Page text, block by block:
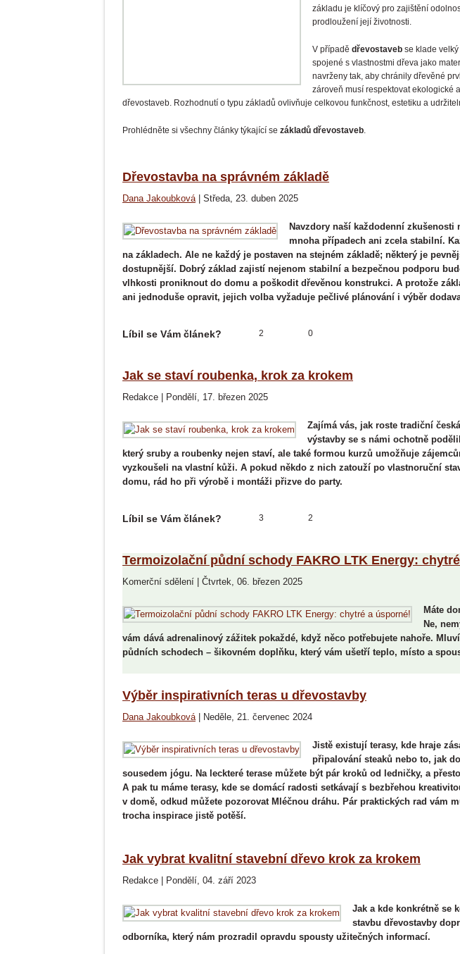
Ochrana dřeva
Rekonstrukce
V PRODEJI OD 13. ŘÍJNA 2025
základu je klíčový pro zajištění
prodloužení její životnosti.
V případě dřevostaveb se klade
spojené s vlastnostmi dřeva jako
navrženy tak, aby chránily dřevěné
zároveň musí respektovat ekologické
dřevostaveb. Rozhodnutí o typu základů ovlivňuje celkovou funkčnost, estetiku a
Prohlédněte si všechny články týkající se základů dřevostaveb.
Dřevostavba na správném základě
Dana Jakoubková| Středa, 23. duben 2025
Navzdory naší každodenní zkušenosti
mnoha případech ani zcela stabilní.
na základech. Ale ne každý je postaven na stejném základě; některý je
dostupnější. Dobrý základ zajistí nejenom stabilní a bezpečnou podporu
vlhkosti proniknout do domu a poškodit dřevěnou konstrukci. A protože
ani jednoduše opravit, jejich volba vyžaduje pečlivé plánování i výběr
Líbil se Vám článek? 0
2
Jak se staví roubenka, krok za krokem
Redakce Pondělí, 17. březen 2025
Zajímá vás, jak roste tradiční
výstavby se s námi ochotně
který sruby a roubenky nejen staví, ale také formou kurzů umožňuje
vyzkoušeli na vlastní kůži. A pokud někdo z nich zatouží po vlastnoruční
domu, rád ho při výrobě i montáži přizve do party.
Líbil se Vám článek? 2
3
Termoizolační půdní schody FAKRO LTK Energy:
Komerční sdělení Čtvrtek, 06. březen 2025
Máte
Ne,
vám dává adrenalinový zážitek pokaždé, když něco potřebujete nahoře.
půdních schodech – šikovném doplňku, který vám ušetří teplo, místo a
Výběr inspirativních teras u dřevostavby
Dana Jakoubková| Neděle, 21. červenec 2024
Jistě existují terasy, kde hraje
připalování steaků nebo to, jak
sousedem jógu. Na leckteré terase můžete být pár kroků od ledničky, a
A pak tu máme terasy, kde se domácí radosti setkávají s bezbřehou
v domě, odkud můžete pozorovat Mléčnou dráhu. Pár praktických rad vám
trocha inspirace jistě potěší.
Jak vybrat kvalitní stavební dřevo krok za krokem
Redakce Pondělí, 04. září 2023
Jak a kde konkrétně se
stavbu dřevostavby
odborníka, který nám prozradil opravdu spousty užitečných informací.